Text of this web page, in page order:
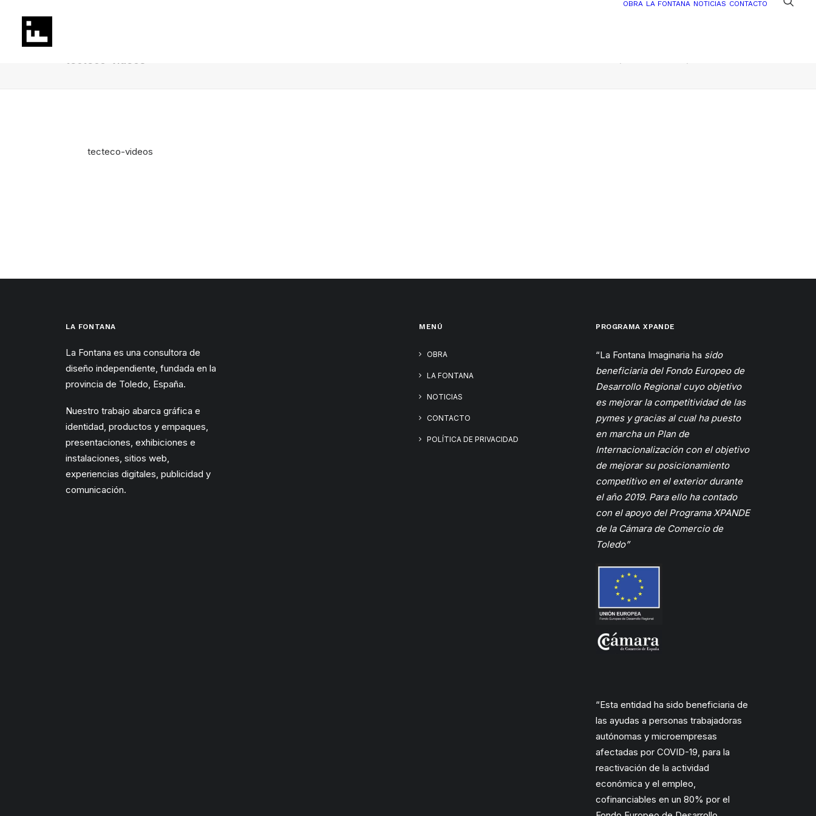
OBRA LA FONTANA NOTICIAS CONTACTO
tecteco-videos
tecteco-videos
LA FONTANA
La Fontana es una consultora de
diseño independiente, fundada en la
provincia de Toledo, España.
Nuestro trabajo abarca gráfica e
identidad, productos y empaques,
presentaciones, exhibiciones e
instalaciones, sitios web,
experiencias digitales, publicidad y
comunicación.
MENÚ
OBRA
LA FONTANA
NOTICIAS
CONTACTO
POLÍTICA DE PRIVACIDAD
PROGRAMA XPANDE
“La Fontana Imaginaria ha sido
beneficiaria del Fondo Europeo de
Desarrollo Regional cuyo objetivo
es mejorar la competitividad de las
pymes y gracias al cual ha puesto
en marcha un Plan de
Internacionalización con el objetivo
de mejorar su posicionamiento
competitivo en el exterior durante
el año 2019. Para ello ha contado
con el apoyo del Programa XPANDE
de la Cámarade Comercio de
Toledo”
“Esta entidad ha sido beneficiaria de
las ayudas a personas trabajadoras
autónomas y microempresas
afectadas por COVID-19, para la
reactivación de la actividad
económica y el empleo,
cofinanciables en un 80% por el